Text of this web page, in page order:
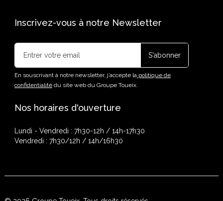
Inscrivez-vous à notre Newsletter
En souscrivant à notre newsletter, j’accepte lapolitique de
confidentialitédu site web du Groupe Toueix.
Nos horaires d'ouverture
Lundi - Vendredi : 7h30-12h / 14h-17h30
Vendredi : 7h30/12h / 14h/16h30